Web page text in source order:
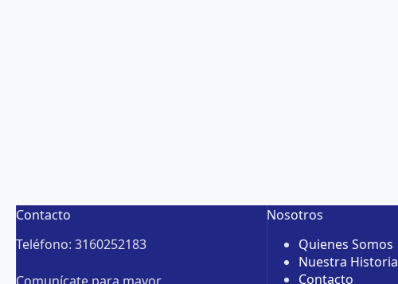
Contacto
Teléfono: 3160252183
Nosotros
Quienes Somos
Nuestra Historia
Contacto